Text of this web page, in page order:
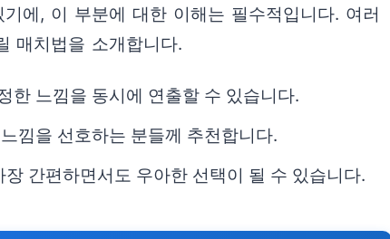
에, 이 부분에 대한 이해는 필수적입니다. 여러
매치법을 소개합니다.
한 느낌을 동시에 연출할 수 있습니다.
낌을 선호하는 분들께 추천합니다.
간편하면서도 우아한 선택이 될 수 있습니다.